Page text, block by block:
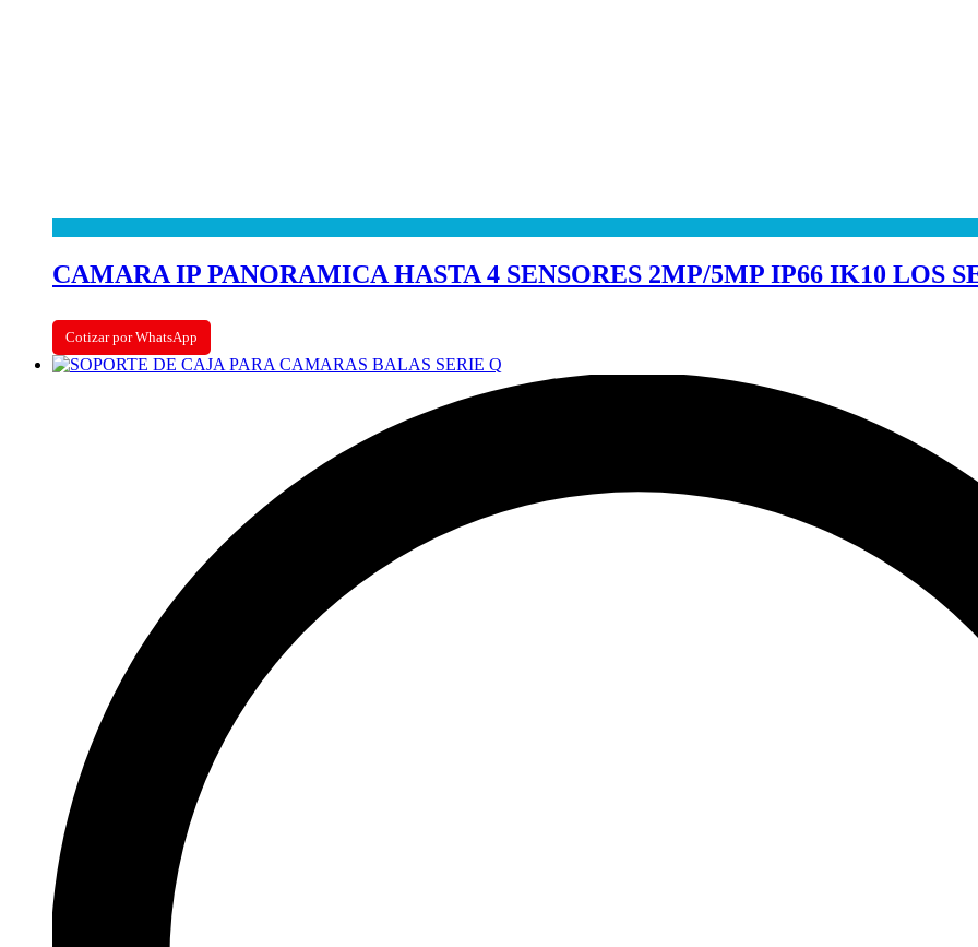
CAMARA IP PANORAMICA HASTA 4 SENSORES 2MP/5MP IP66 IK10 LOS
Cotizar por WhatsApp